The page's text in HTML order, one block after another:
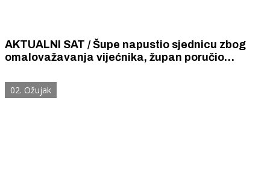
AKTUALNI SAT / Šupe napustio sjednicu zbog
omalovažavanja vijećnika, župan poručio
kuka, a više radi
02. Ožujak